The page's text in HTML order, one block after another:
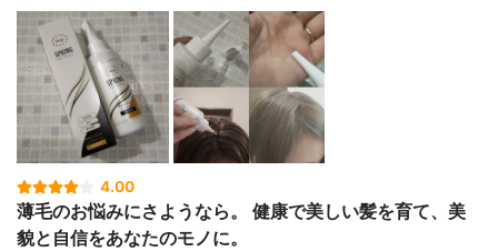
4.00
薄毛のお悩みにさようなら。 健康で美しい髪を育て、美
貌と自信をあなたのモノに。